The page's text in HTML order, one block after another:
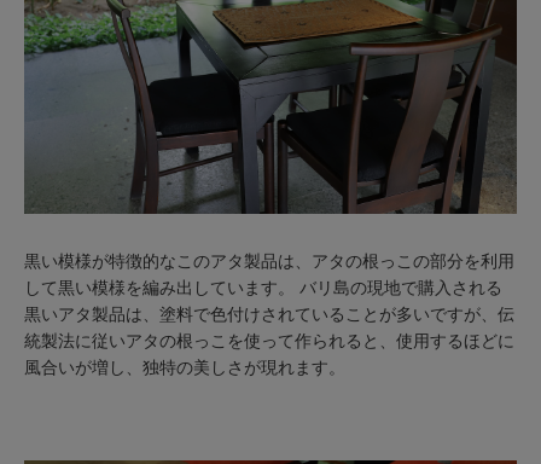
黒い模様が特徴的なこのアタ製品は、アタの根っこの部分を利用
して黒い模様を編み出しています。 バリ島の現地で購入される
黒いアタ製品は、塗料で色付けされていることが多いですが、伝
統製法に従いアタの根っこを使って作られると、使用するほどに
風合いが増し、独特の美しさが現れます。